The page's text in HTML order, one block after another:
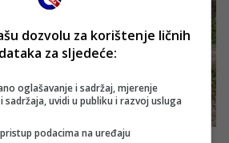
dozvolu za korištenje ličnih
za sljedeće:
oglašavanje i sadržaj, mjerenje
sadržaja, uvidi u publiku i razvoj usluga
podacima na uređaju